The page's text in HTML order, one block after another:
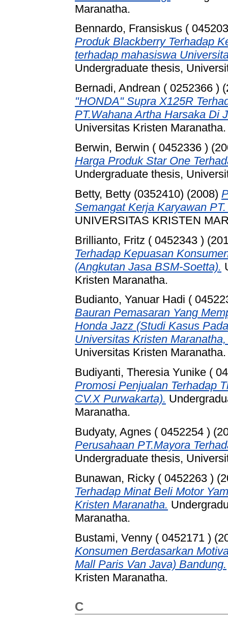
Maranatha.
Bennardo, Fransiskus (
Produk Blackberry Terhadap
terhadap mahasiswa
Undergraduate thesis,
Bernadi, Andrean ( 0252366 )
"HONDA" Supra X125R
PT.Wahana Artha Harsaka Di
Universitas Kristen Maranatha.
Berwin, Berwin ( 0452336 )
Harga Produk Star One
Undergraduate thesis,
Betty, Betty (0352410) (2008)
Semangat Kerja Karyawan
UNIVERSITAS KRISTEN
Brillianto, Fritz ( 0452343 )
Terhadap Kepuasan
(Angkutan Jasa BSM-Soetta).
Kristen Maranatha.
Budianto, Yanuar Hadi (
Bauran Pemasaran Yang
Honda Jazz (Studi Kasus
Universitas Kristen
Universitas Kristen Maranatha.
Budiyanti, Theresia Yunike (
Promosi Penjualan Terhadap
CV.X Purwakarta).
Maranatha.
Budyaty, Agnes ( 0452254 )
Perusahaan PT.Mayora
Undergraduate thesis,
Bunawan, Ricky ( 0452263 )
Terhadap Minat Beli Motor
Kristen Maranatha.
Maranatha.
Bustami, Venny ( 0452171 )
Konsumen Berdasarkan
Mall Paris Van Java) Bandung.
Kristen Maranatha.
C